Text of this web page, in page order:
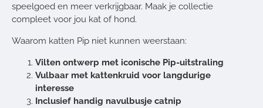
speelgoed en meer verkrijgbaar. Maak je collectie
compleet voor jou kat of hond.
Waarom katten Pip niet kunnen weerstaan:
Vilten ontwerp met iconische Pip-uitstraling
Vulbaar met kattenkruid voor langdurige
interesse
Inclusief handig navulbusje catnip